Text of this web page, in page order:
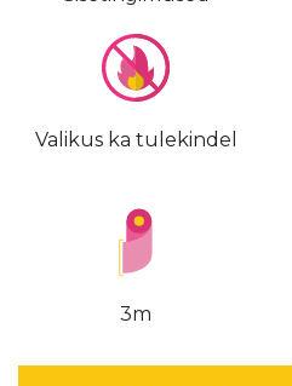
Valikus ka tulekindel
3m